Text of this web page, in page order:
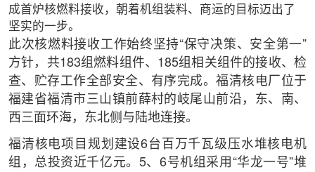
成首炉核燃料接收，朝着机组装料、商运的目标迈出了
坚实的一步。
此次核燃料接收工作始终坚持“保守决策、安全第一”
方针，共183组燃料组件、185组相关组件的接收、检
查、贮存工作全部安全、有序完成。福清核电厂位于
福建省福清市三山镇前薛村的岐尾山前沿，东、南、
西三面环海，东北侧与陆地连接。
福清核电项目规划建设6台百万千瓦级压水堆核电机
组，总投资近千亿元。5、6号机组采用“华龙一号”堆